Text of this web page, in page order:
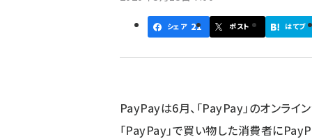
シェア 21 ポスト はてブ
PayPayは6月、「PayPay」のオンライ
「PayPay」で買い物した消費者に